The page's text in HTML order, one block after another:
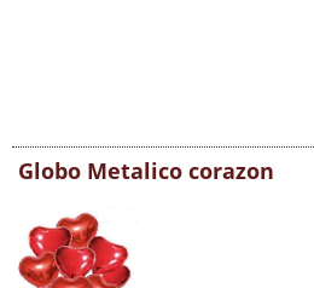
Globo Metalico corazon